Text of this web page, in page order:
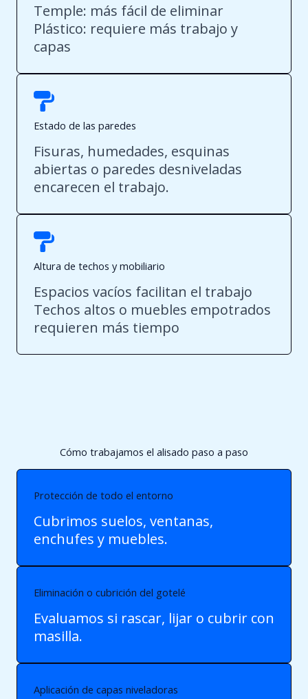
Temple: más fácil de eliminar
Plástico: requiere más trabajo y
capas
Estado de las paredes
Fisuras, humedades, esquinas
abiertas o paredes desniveladas
encarecen el trabajo.
Altura de techos y mobiliario
Espacios vacíos facilitan el trabajo
Techos altos o muebles empotrados
requieren más tiempo
Cómo trabajamos el alisado paso a paso
Protección de todo el entorno
Cubrimos suelos, ventanas,
enchufes y muebles.
Eliminación o cubrición del gotelé
Evaluamos si rascar, lijar o cubrir con
masilla.
Aplicación de capas niveladoras